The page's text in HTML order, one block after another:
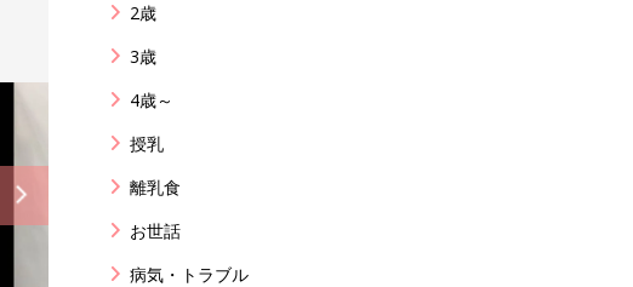
2歳
3歳
4歳～
授乳
離乳食
お世話
病気・トラブル